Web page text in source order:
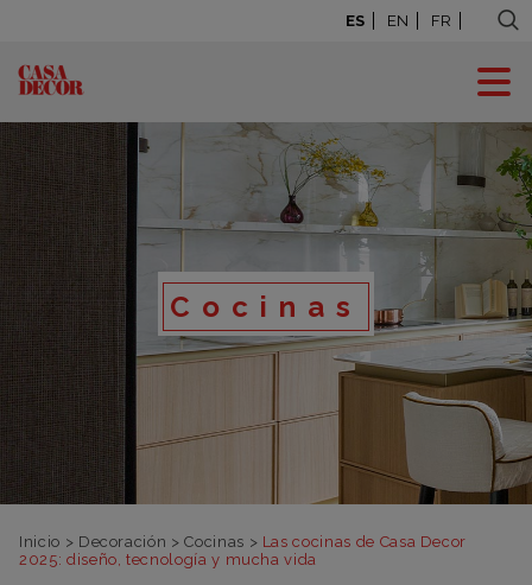
ES EN FR
Cocinas
Inicio > Decoración >Cocinas > Las cocinas de Casa Decor
2025: diseño, tecnología y mucha vida